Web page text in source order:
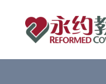
content